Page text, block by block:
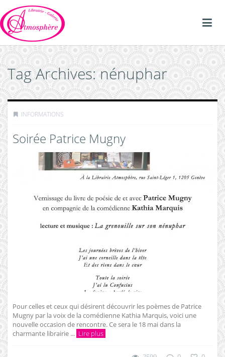
Tag Archives: nénuphar
INFORMATIONS
Soirée Patrice Mugny
Pour celles et ceux qui désirent découvrir les poèmes de Patrice
Mugny par la voix de la comédienne Kathia Marquis, voici une
nouvelle occasion de rencontre. Ce sera le 18 mai dans la
charmante librairie ... Lire plus